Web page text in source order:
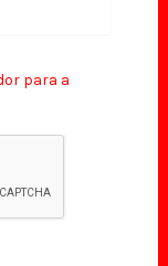
para a